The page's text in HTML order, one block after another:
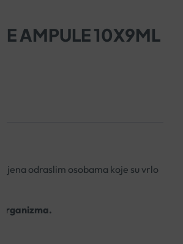
AMPULE 10X9ML
odraslim osobama koje su vrlo